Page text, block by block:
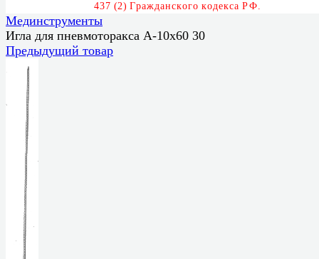
437 (2) Гражданского кодекса РФ.
Мединструменты
Игла для пневмоторакса А-10х60 30
Предыдущий товар